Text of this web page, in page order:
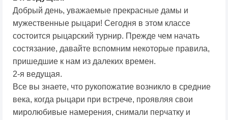
Добрый день, уважаемые прекрасные дамы и
мужественные рыцари! Сегодня в этом классе
состоится рыцарский турнир. Прежде чем начать
состязание, давайте вспомним некоторые правила,
пришедшие к нам из далеких времен.
2-я ведущая.
Все вы знаете, что рукопожатие возникло в средние
века, когда рыцари при встрече, проявляя свои
миролюбивые намерения, снимали перчатку и